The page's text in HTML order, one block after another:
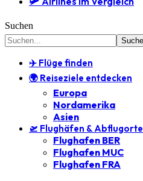
Suchen
✈️ Flüge finden
🌍 Reiseziele entdecken
Europa
Nordamerika
Asien
🛫 Flughäfen & Abflugorte
Flughafen BER
Flughafen MUC
Flughafen FRA